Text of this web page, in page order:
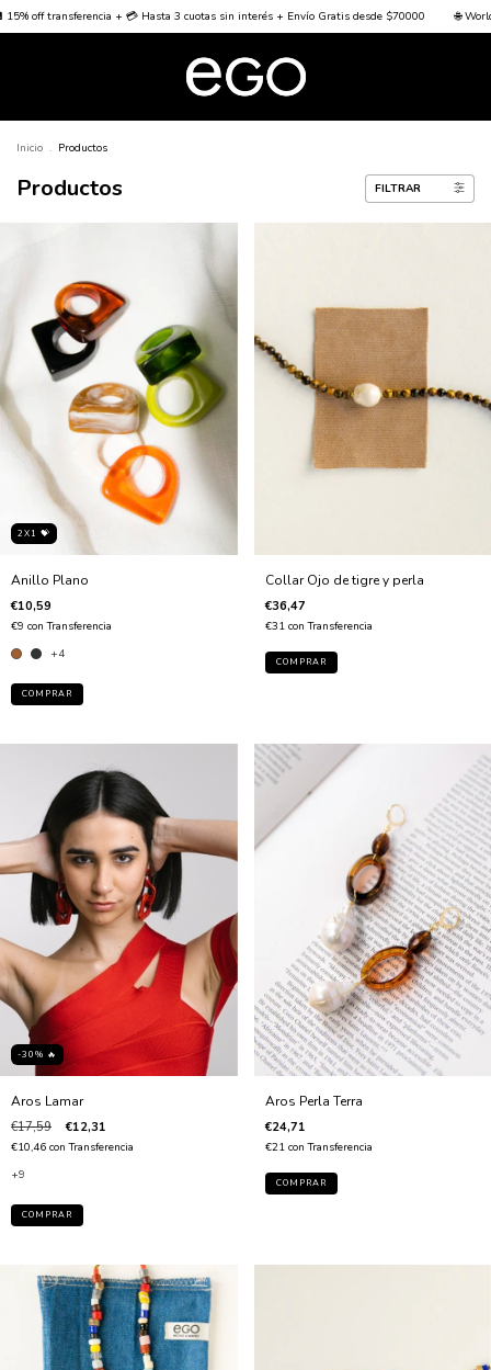
+ 💳 Hasta 3 cuotas sin interés + Envío Gratis desde $70000 🌐 Worldwide Shipping 🌐
Inicio . Productos
Productos FILTRAR
2X1 💝
Anillo Plano
€10,59
€9 con Transferencia
+4
COMPRAR
Collar Ojo de tigre y perla
€36,47
€31 con Transferencia
-30% 🔥
Aros Lamar
€17,59 €12,31
€10,46 con Transferencia
+9
COMPRAR
Aros Perla Terra
€24,71
€21 con Transferencia